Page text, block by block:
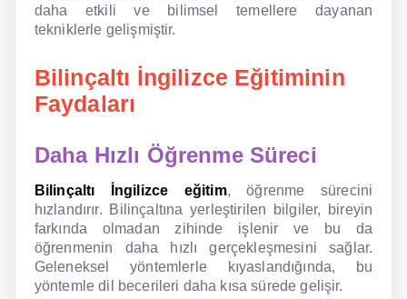
daha etkili ve bilimsel temellere dayanan
tekniklerle gelişmiştir.
Bilinçaltı İngilizce Eğitiminin
Faydaları
Daha Hızlı Öğrenme Süreci
Bilinçaltı İngilizce eğitim, öğrenme sürecini
hızlandırır. Bilinçaltına yerleştirilen bilgiler, bireyin
farkında olmadan zihinde işlenir ve bu da
öğrenmenin daha hızlı gerçekleşmesini sağlar.
Geleneksel yöntemlerle kıyaslandığında, bu
yöntemle dil becerileri daha kısa sürede gelişir.